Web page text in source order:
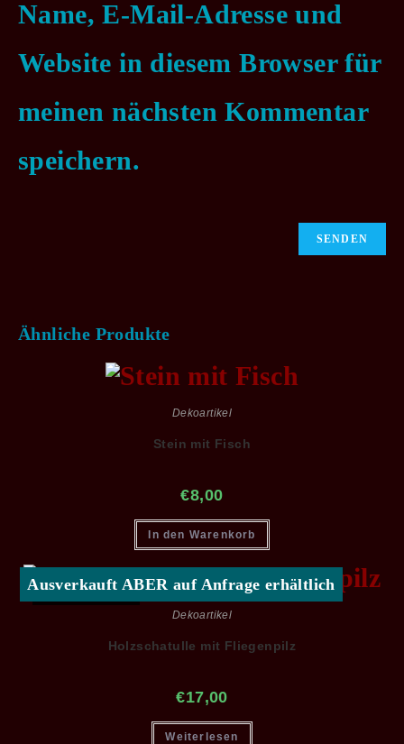
Name, E-Mail-Adresse und
Website in diesem Browser für
meinen nächsten Kommentar
speichern.
Ähnliche Produkte
Dekoartikel
Stein mit Fisch
€8,00
In den Warenkorb
Ausverkauft ABER auf Anfrage erhältlich
AUSVERKAUFT
Dekoartikel
Holzschatulle mit Fliegenpilz
€17,00
Weiterlesen